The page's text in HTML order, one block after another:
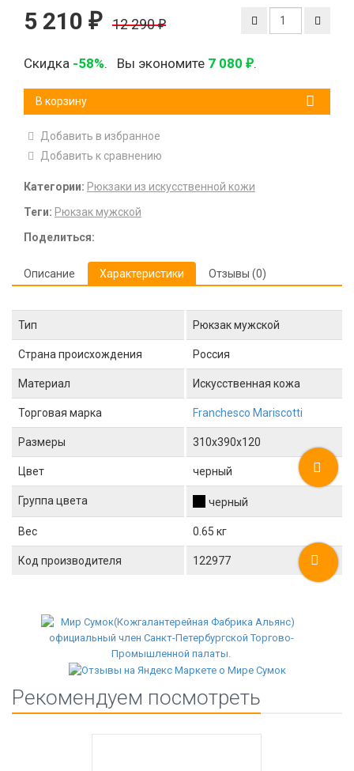
5 210 ₽ 12 290₽
Скидка -58%. Вы экономите 7 080 ₽.
В корзину
Добавить в избранное
Добавить к сравнению
Категории: Рюкзаки из искусственной кожи
Теги: Рюкзак мужской
Поделиться:
Описание Характеристики Отзывы (0)
Тип Рюкзак мужской
Страна происхождения Россия
Материал Искусственная кожа
Торговая марка Franchesco Mariscotti
Размеры 310x390x120
Цвет черный
Группа цвета черный
Вес 0.65 кг
Код производителя 122977
Рекомендуем посмотреть